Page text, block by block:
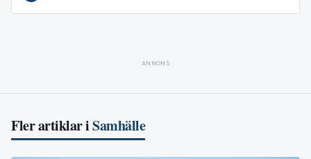
ANNONS
Fler artiklar iSamhälle